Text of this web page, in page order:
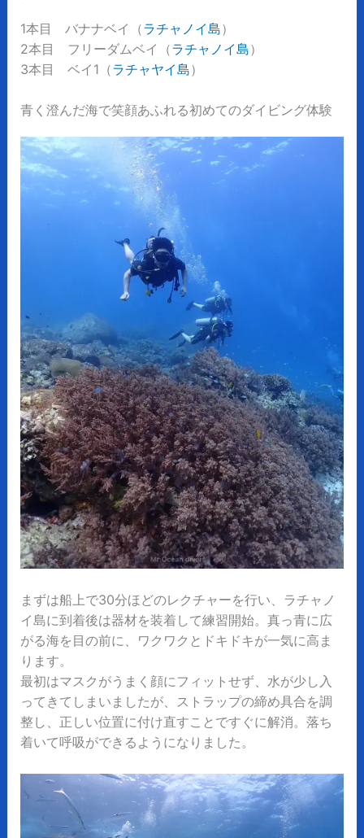
1本目 バナナベイ（ラチャノイ島）
2本目 フリーダムベイ（ラチャノイ島）
3本目 ベイ1（ラチャヤイ島）
青く澄んだ海で笑顔あふれる初めてのダイビング体験
まずは船上で30分ほどのレクチャーを行い、ラチャノ
イ島に到着後は器材を装着して練習開始。真っ青に広
がる海を目の前に、ワクワクとドキドキが一気に高ま
ります。
最初はマスクがうまく顔にフィットせず、水が少し入
ってきてしまいましたが、ストラップの締め具合を調
整し、正しい位置に付け直すことですぐに解消。落ち
着いて呼吸ができるようになりました。